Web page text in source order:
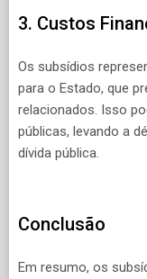
3. Custos
Os subsídios
para o Estado, que
relacionados. Isso
públicas, levando a
dívida pública.
Conclusão
Em resumo, os